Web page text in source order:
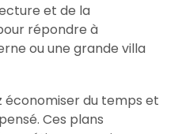
et de la
répondre à
ou une grande villa
économiser du temps et
Ces plans